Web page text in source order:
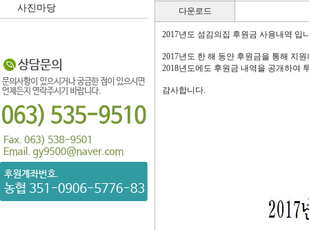
사진마당
다운로드
2017년도 섬김의집 후원금 사용내역 입
2017년도 한 해 동안 후원금을 통해 지
2018년도에도 후원금 내역을 공개하여
감사합니다.